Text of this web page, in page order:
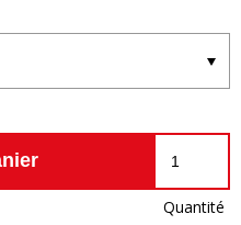
Quantité